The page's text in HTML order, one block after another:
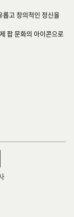
롭고 창의적인 정신을
팝 문화의 아이콘으로